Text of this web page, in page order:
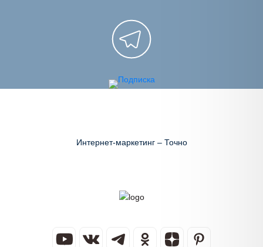
Интернет-маркетинг – Точно